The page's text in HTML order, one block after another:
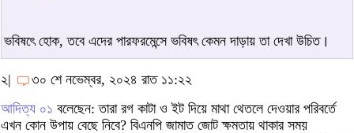
ভবিষৎে হোক, তবে এদের পারফরমেন্সে ভবিষৎ কেমন দাড়ায় তা দেখা উচিত।
২|
৩০ শে নভেম্বর, ২০২৪ রাত ১১:২২
আদিত্য ০১ বলেছেন: তারা রগ কাটা ও ইট দিয়ে মাথা থেতলে দেওয়ার পরিবর্তে
এখন কোন উপায় বেছে নিবে? বিএনপি জামাত জোট ক্ষমতায় থাকার সময়